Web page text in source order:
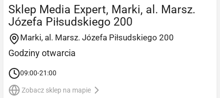
Sklep Media Expert, Marki, al. Marsz.
Józefa Piłsudskiego 200
Marki, al. Marsz. Józefa Piłsudskiego 200
Godziny otwarcia
09:00-21:00
Zobacz sklep na mapie